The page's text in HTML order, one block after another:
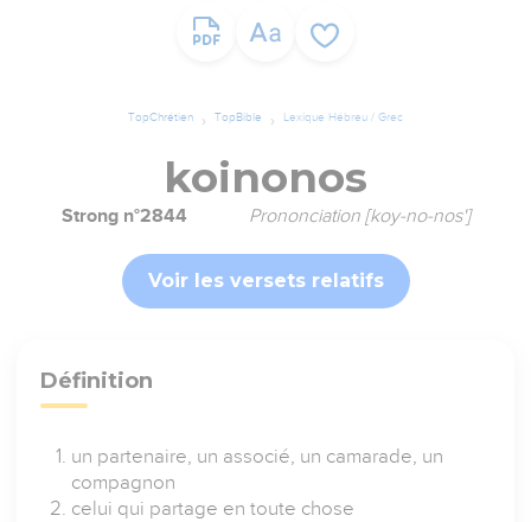
TopChrétien TopBible Lexique Hébreu / Grec
koinonos
Strong n°2844 Prononciation [koy-no-nos']
Voir les versets relatifs
Définition
un partenaire, un associé, un camarade, un
compagnon
celui qui partage en toute chose